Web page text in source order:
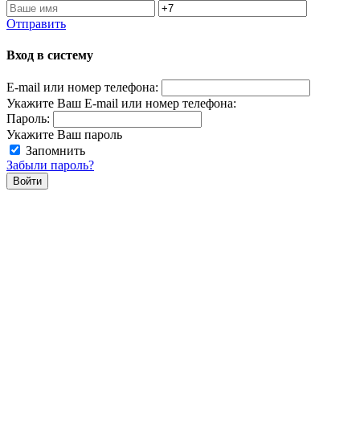
Отправить
Вход в систему
E-mail или номер телефона:
Укажите Ваш E-mail или номер телефона:
Пароль:
Укажите Ваш пароль
Запомнить
Забыли пароль?